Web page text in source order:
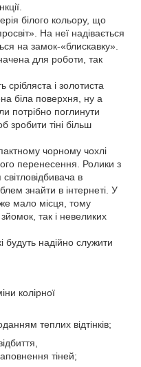
білого кольору, що
На неї надівається
на замок-«блискавку».
для роботи, так
і золотиста
біла поверхня, ну а
потрібно поглинути
зробити тіні більш
чорному чохлі
перенесення. Ролики з
в
знайти в інтернеті. У
мало місця, тому
так і невеликих
будуть надійно служити
колірної
теплих відтінків;
тіней;